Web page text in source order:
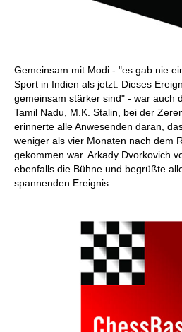
Gemeinsam mit Modi - "es gab nie
Sport in Indien als jetzt. Dieses
gemeinsam stärker sind" - war auch
Tamil Nadu, M.K. Stalin, bei der
erinnerte alle Anwesenden daran,
weniger als vier Monaten nach dem
gekommen war. Arkady Dvorkovich
ebenfalls die Bühne und begrüßte
spannenden Ereignis.